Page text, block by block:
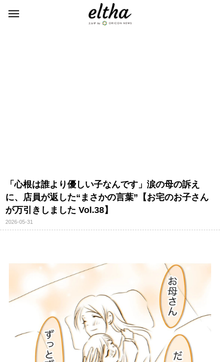
「心根は誰より優しい子なんです」涙の母の訴え
に、店員が返した“まさかの言葉”【お宅のお子さん
が万引きしました Vol.38】
2026-05-31